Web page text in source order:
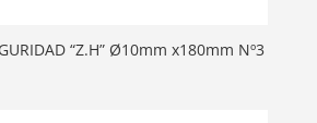
“Z.H” Ø10mm x180mm Nº3